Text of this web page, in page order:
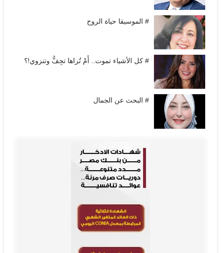
# الموسيقا حياة الروح
# كل الأشياء تموت.. أَمْ تُراها تجِفُّ وتنزوي!؟
# البحث عن الجمال